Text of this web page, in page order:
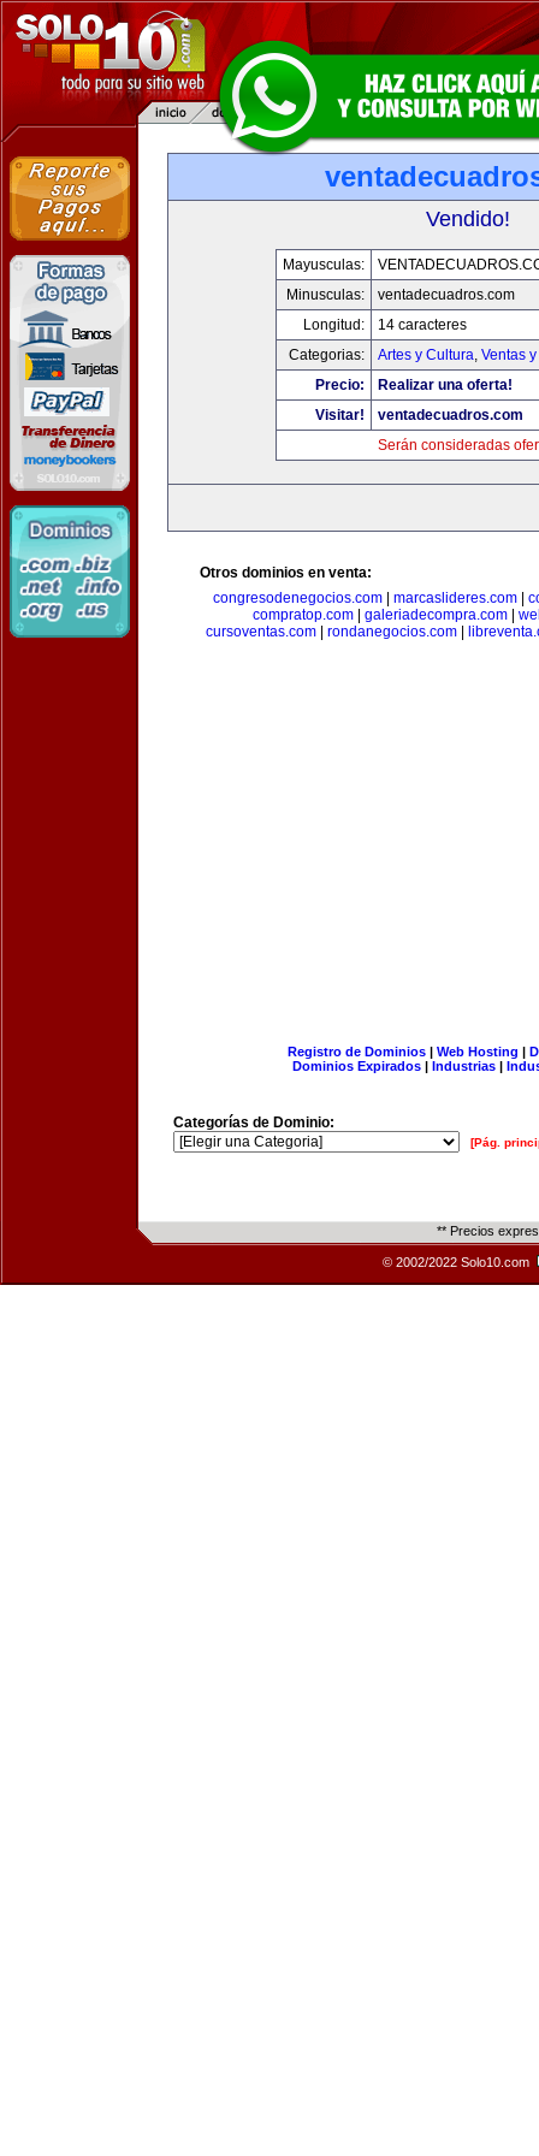
Vendido!
Mayusculas:
Minusculas:
ventadecuadros.com
Longitud:
14 caracteres
Categorias:
Artes y Cultura, Ventas
Precio:
Realizar una oferta!
Visitar!
ventadecuadros.com
Serán consideradas
Otros dominios en venta:
congresodenegocios.com| marcaslideres.com|
compratop.com| galeriadecompra.com|
cursoventas.com
rondanegocios.com
Registro de Dominios| Web Hosting |
Dominios Expirados | Industrias |
Categorías de Dominio:
[Pág.
** Precios
© 2002/2022 Solo10.com